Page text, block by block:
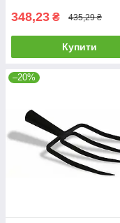
348,23 ₴ 435,29 ₴
Купити
–20%